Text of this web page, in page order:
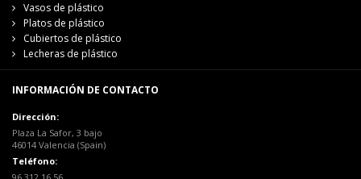
Vasos de plástico
Platos de plástico
Cubiertos de plástico
Lecheras de plástico
INFORMACIÓN DE CONTACTO
Dirección:
Plaza La Safor, 3 bajo
46014 Valencia (Spain)
Teléfono: